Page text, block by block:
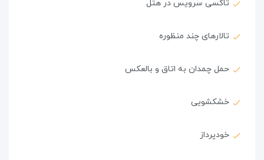
تاکسی سرویس در هتل
تالارهای چند منظوره
حمل چمدان به اتاق و بالعکس
خشکشویی
خودپرداز